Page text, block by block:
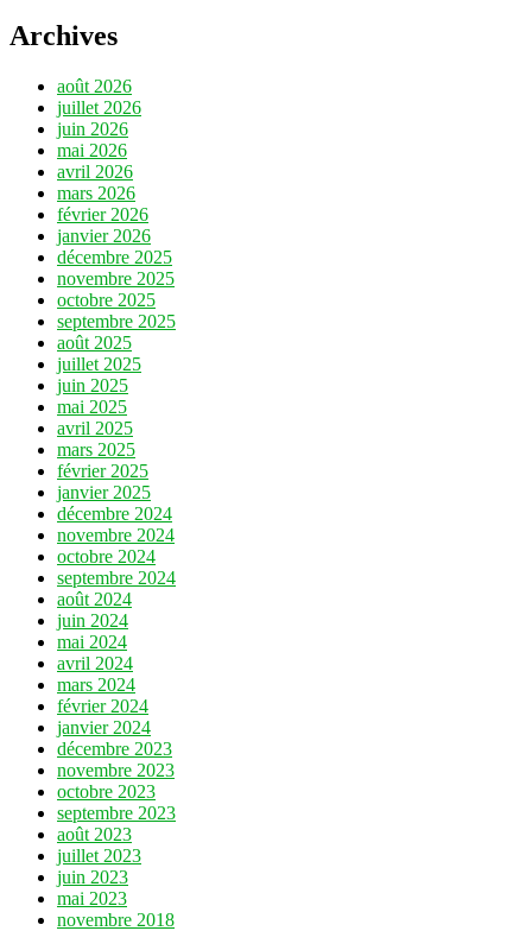
Archives
août 2026
juillet 2026
juin 2026
mai 2026
avril 2026
mars 2026
février 2026
janvier 2026
décembre 2025
novembre 2025
octobre 2025
septembre 2025
août 2025
juillet 2025
juin 2025
mai 2025
avril 2025
mars 2025
février 2025
janvier 2025
décembre 2024
novembre 2024
octobre 2024
septembre 2024
août 2024
juin 2024
mai 2024
avril 2024
mars 2024
février 2024
janvier 2024
décembre 2023
novembre 2023
octobre 2023
septembre 2023
août 2023
juillet 2023
juin 2023
mai 2023
novembre 2018